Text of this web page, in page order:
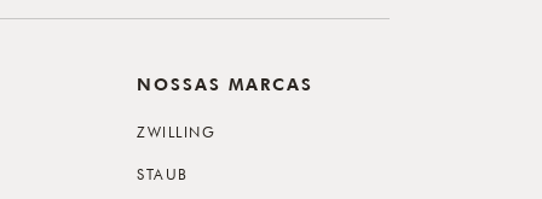
NOSSAS MARCAS
ZWILLING
STAUB